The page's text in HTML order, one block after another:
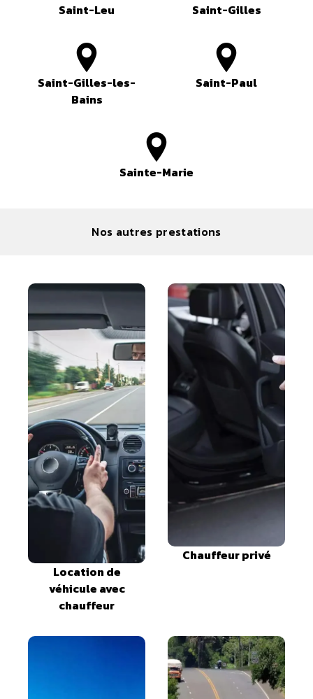
Saint-Leu Saint-Gilles
Saint-Gilles-les-
Bains
Saint-Paul
Sainte-Marie
Nos autres prestations
Location de
véhicule avec
chauffeur
Chauffeur privé